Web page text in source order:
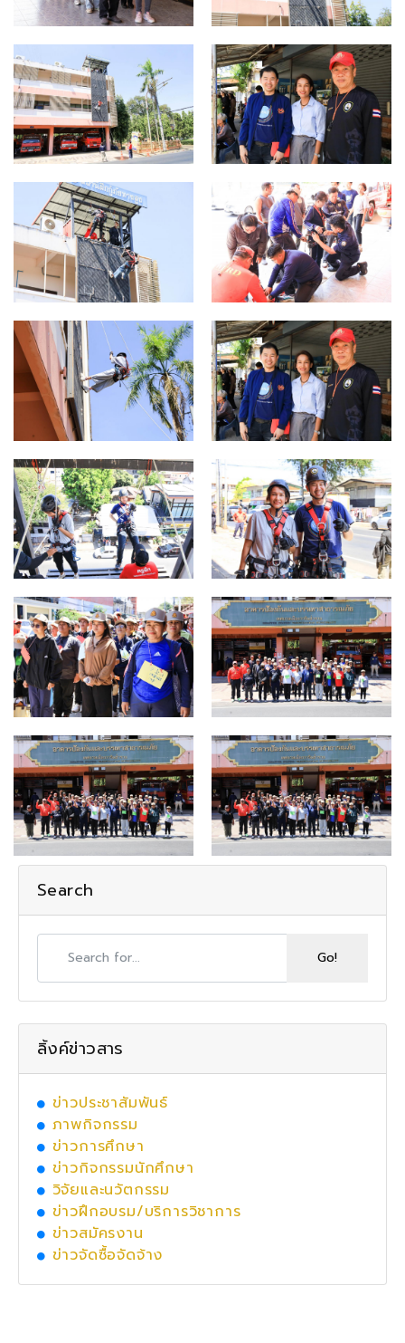
Search
ลิ้งค์ข่าวสาร
ข่าวประชาสัมพันธ์
ภาพกิจกรรม
ข่าวการศึกษา
ข่าวกิจกรรมนักศึกษา
วิจัยและนวัตกรรม
ข่าวฝึกอบรม/บริการวิชาการ
ข่าวสมัครงาน
ข่าวจัดซื้อจัดจ้าง